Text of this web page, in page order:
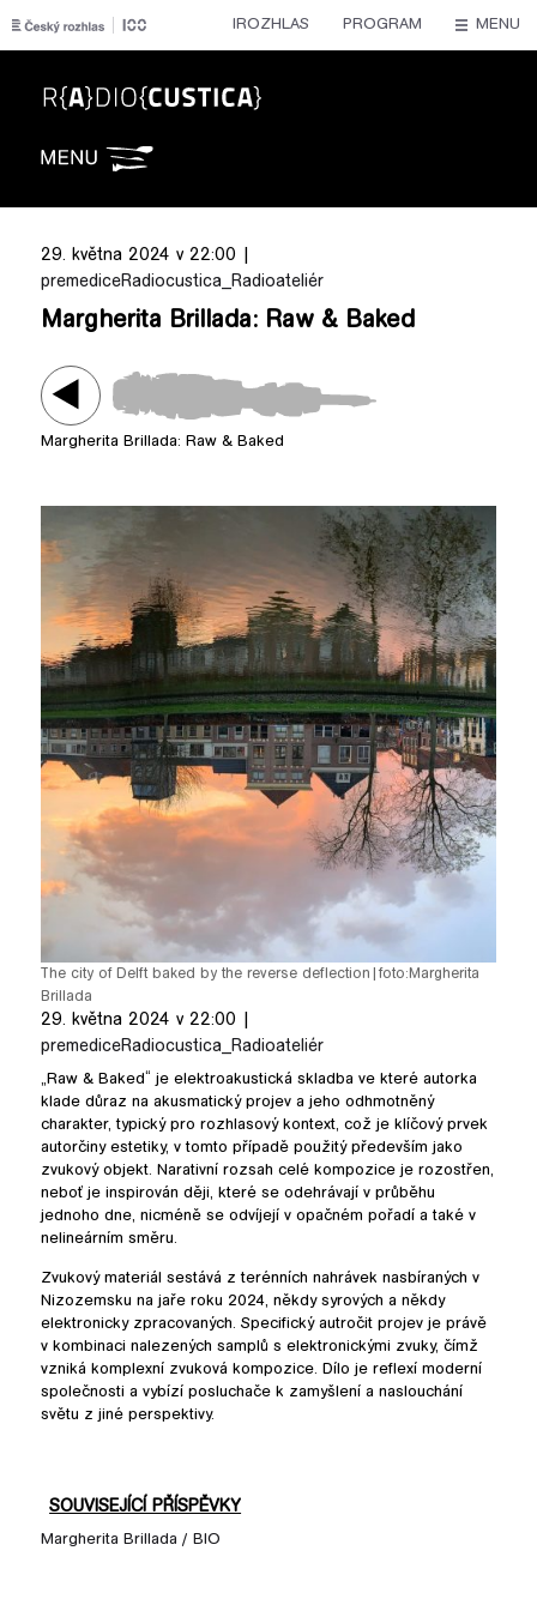
IROZHLAS PROGRAM MENU
29. května 2024 v 22:00 |
premediceRadiocustica_Radioateliér
Margherita Brillada: Raw & Baked
pause
Margherita Brillada: Raw & Baked
The city of Delft baked by the reverse deflection foto: Margherita
Brillada
29. května 2024 v 22:00 |
premediceRadiocustica_Radioateliér
„Raw & Baked“ je elektroakustická skladba ve které autorka
klade důraz na akusmatický projev a jeho odhmotněný
charakter, typický pro rozhlasový kontext, což je klíčový prvek
autorčiny estetiky, v tomto případě použitý především jako
zvukový objekt. Narativní rozsah celé kompozice je rozostřen,
neboť je inspirován ději, které se odehrávají v průběhu
jednoho dne, nicméně se odvíjejí v opačném pořadí a také v
nelineárním směru.
Zvukový materiál sestává z terénních nahrávek nasbíraných v
Nizozemsku na jaře roku 2024, někdy syrových a někdy
elektronicky zpracovaných. Specifický autročit projev je právě
v kombinaci nalezených samplů s elektronickými zvuky, čímž
vzniká komplexní zvuková kompozice. Dílo je reflexí moderní
společnosti a vybízí posluchače k zamyšlení a naslouchání
světu z jiné perspektivy.
SOUVISEJÍCÍ PŘÍSPĚVKY
Margherita Brillada / BIO